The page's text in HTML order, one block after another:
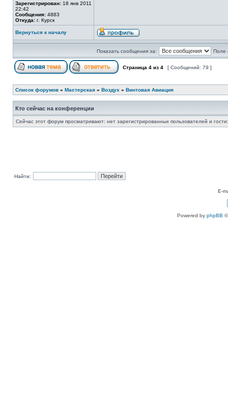
Зарегистрирован: 18 янв 2011
22:42
Сообщения: 4883
Откуда: г. Курск
Вернуться к началу
Показать сообщения за: Поле
Страница 4 из 4 [ Сообщений: 79 ]
Список форумов » Мастерская » Воздух » Винтовая Авиация
Кто сейчас на конференции
Сейчас этот форум просматривают: нет зарегистрированных пользователей и
Найти:
E-
Powered by phpBB